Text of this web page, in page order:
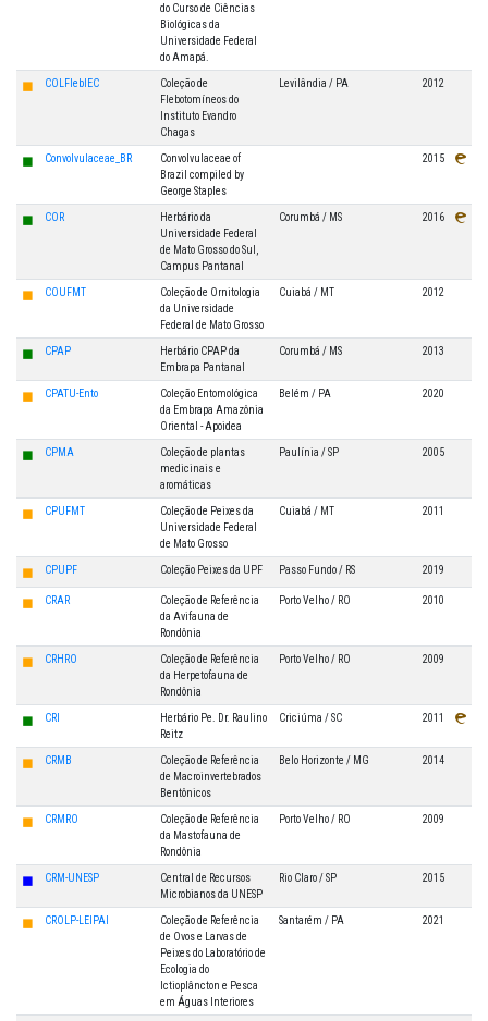
do Curso de Ciências
Biológicas da
Universidade Federal
do Amapá.
◼ COLFlebIEC
Coleção de
Flebotomíneos do
Instituto Evandro
Chagas
Levilândia / PA 2012
◼ Convolvulaceae_BR
Convolvulaceae of
Brazil compiled by
George Staples
2015
◼ COR
Herbário da
Universidade Federal
de Mato Grosso do Sul,
Campus Pantanal
Corumbá / MS 2016
◼ COUFMT
Coleção de Ornitologia
da Universidade
Federal de Mato Grosso
Cuiabá / MT 2012
◼ CPAP
Herbário CPAP da
Embrapa Pantanal
Corumbá / MS 2013
◼ CPATU-Ento
Coleção Entomológica
da Embrapa Amazônia
Oriental - Apoidea
Belém / PA 2020
◼ CPMA
Coleção de plantas
medicinais e
aromáticas
Paulínia / SP 2005
◼ CPUFMT
Coleção de Peixes da
Universidade Federal
de Mato Grosso
Cuiabá / MT 2011
◼ CPUPF Coleção Peixes da UPF Passo Fundo / RS 2019
◼ CRAR
Coleção de Referência
da Avifauna de
Rondônia
Porto Velho / RO 2010
◼ CRHRO
Coleção de Referência
da Herpetofauna de
Rondônia
Porto Velho / RO 2009
◼ CRI
Herbário Pe. Dr. Raulino
Reitz
Criciúma / SC 2011
◼ CRMB
Coleção de Referência
de Macroinvertebrados
Bentônicos
Belo Horizonte / MG 2014
◼ CRMRO
Coleção de Referência
da Mastofauna de
Rondônia
Porto Velho / RO 2009
◼ CRM-UNESP
Central de Recursos
Microbianos da UNESP
Rio Claro / SP 2015
◼ CROLP-LEIPAI
Coleção de Referência
de Ovos e Larvas de
Peixes do Laboratório de
Ecologia do
Ictioplâncton e Pesca
em Águas Interiores
Santarém / PA 2021